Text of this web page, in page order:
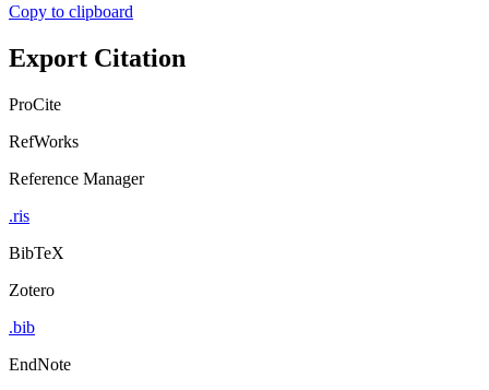
Copy to clipboard
Export Citation
ProCite
RefWorks
Reference Manager
.ris
BibTeX
Zotero
.bib
EndNote